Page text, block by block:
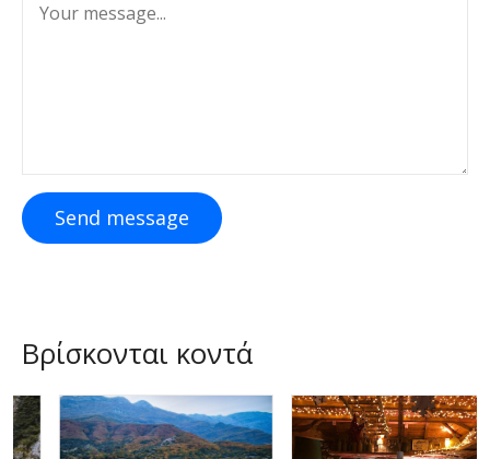
Send message
Βρίσκονται κοντά